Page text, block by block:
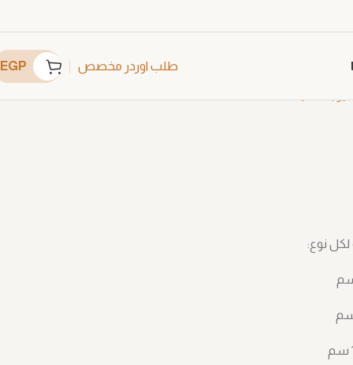
طلب اوردر مخصص EGP
نوع: